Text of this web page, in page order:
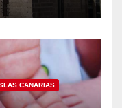
CANARIAS